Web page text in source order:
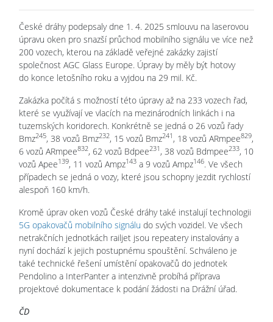
České dráhy podepsaly dne 1. 4. 2025 smlouvu na laserovou
úpravu oken pro snazší průchod mobilního signálu ve více než
200 vozech, kterou na základě veřejné zakázky zajistí
společnost AGC Glass Europe. Úpravy by měly být hotovy
do konce letošního roku a vyjdou na 29 mil. Kč.
Zakázka počítá s možností této úpravy až na 233 vozech řad,
které se využívají ve vlacích na mezinárodních linkách i na
tuzemských koridorech. Konkrétně se jedná o 26 vozů řady
Bmz245, 38 vozů Bmz232, 15 vozů Bmz241 , 18 vozů ARmpee829,
6 vozů ARmpee832, 62 vozů Bdpee231 , 38 vozů Bdmpee233, 10
vozů Apee139, 11 vozů Ampz143 a 9 vozů Ampz146. Ve všech
případech se jedná o vozy, které jsou schopny jezdit rychlostí
alespoň 160 km/h.
Kromě úprav oken vozů České dráhy také instalují technologii
5G opakovačů mobilního signálu do svých vozidel. Ve všech
netrakčních jednotkách railjet jsou repeatery instalovány a
nyní dochází k jejich postupnému spouštění. Schváleno je
také technické řešení umístění opakovačů do jednotek
Pendolino a InterPanter a intenzivně probíhá příprava
projektové dokumentace k podání žádosti na Drážní úřad.
ČD